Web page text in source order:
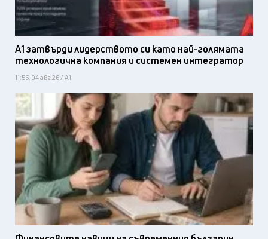
А1 затвърди лидерството си като най-голямата
технологична компания и системен интегратор
11:56, 04 авг 26 / А1